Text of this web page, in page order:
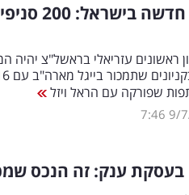
רשת מזון
ראשונים עזריאלי בראשל"צ יהיה
9/
7:46
ענק: זה הנכס שמכר ב-46